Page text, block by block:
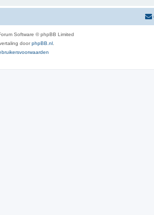
Software © phpBB Limited
doorphpBB.nl